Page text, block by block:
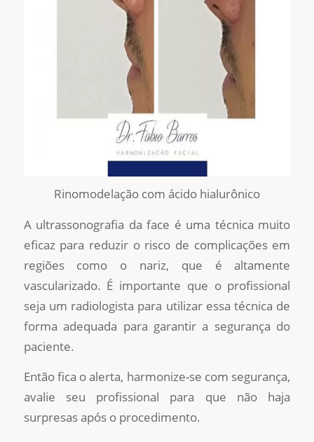
Rinomodelação com ácido hialurônico
A ultrassonografia da face é uma técnica muito
eficaz para reduzir o risco de complicações em
regiões como o nariz, que é altamente
vascularizado. É importante que o profissional
seja um radiologista para utilizar essa técnica de
forma adequada para garantir a segurança do
paciente.
Então fica o alerta, harmonize-se com segurança,
avalie seu profissional para que não haja
surpresas após o procedimento.